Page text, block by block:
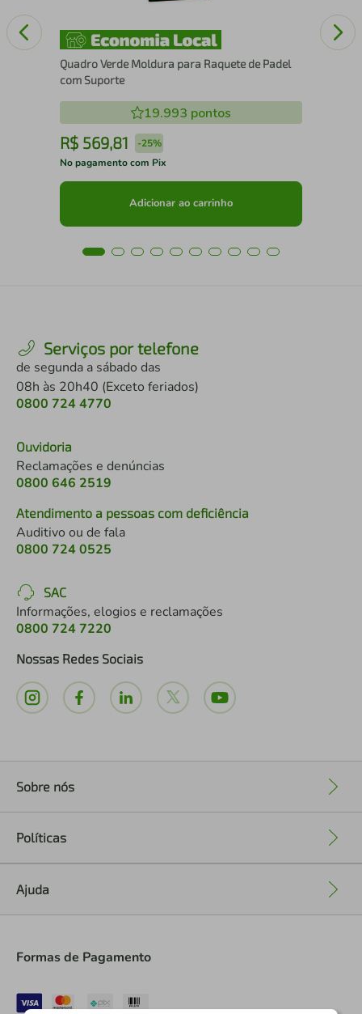
Quadro Verde Moldura para Raquete de Padel
com Suporte
19.993 pontos
R$ 569,81 -25%
No pagamento com Pix
Adicionar ao carrinho
Serviços por telefone
de segunda a sábado das
08h às 20h40 (Exceto feriados)
0800 724 4770
Ouvidoria
Reclamações e denúncias
0800 646 2519
Atendimento a pessoas com deficiência
Auditivo ou de fala
0800 724 0525
SAC
Informações, elogios e reclamações
0800 724 7220
Nossas Redes Sociais
Sobre nós
Políticas
Ajuda
Formas de Pagamento